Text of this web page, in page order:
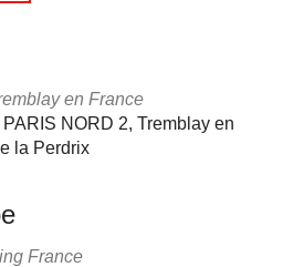
en France
NORD 2, Tremblay en
la Perdrix
France